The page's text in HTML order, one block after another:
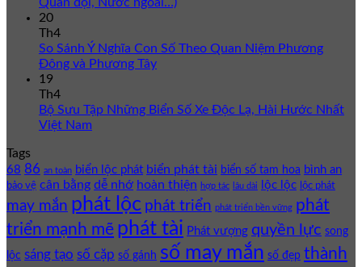
20
Th4
So Sánh Ý Nghĩa Con Số Theo Quan Niệm Phương
Đông và Phương Tây
19
Th4
Bộ Sưu Tập Những Biển Số Xe Độc Lạ, Hài Hước Nhất
Việt Nam
Tags
68 86 an toàn biển lộc phát biển phát tài biển số tam hoa bình an
bảo vệ cân bằng dễ nhớ hoàn thiện hợp tác lâu dài lộc lộc lộc phát
may mắn phát lộc phát triển phát triển bền vững phát
triển mạnh mẽ phát tài Phát vượng quyền lực song
lộc sáng tạo số cặp số gánh số may mắn số đẹp thành